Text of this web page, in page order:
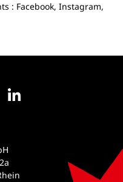
: Facebook, Instagram,